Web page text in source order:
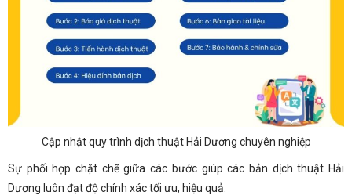
Cập nhật quy trình dịch thuật Hải Dương chuyên nghiệp
Sự phối hợp chặt chẽ giữa các bước giúp các bản dịch thuật Hải
Dương luôn đạt độ chính xác tối ưu, hiệu quả.